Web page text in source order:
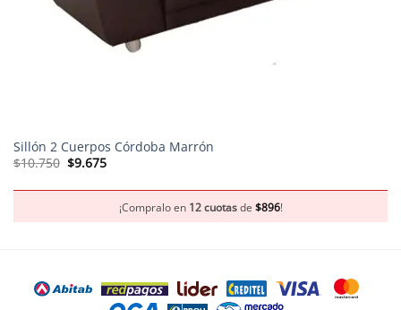
Sillón 2 Cuerpos Córdoba Marrón
$10.750 El
precio
era:
$9.675El
precio
es:
$9.675.
¡Compralo en 12 cuotasde $896!